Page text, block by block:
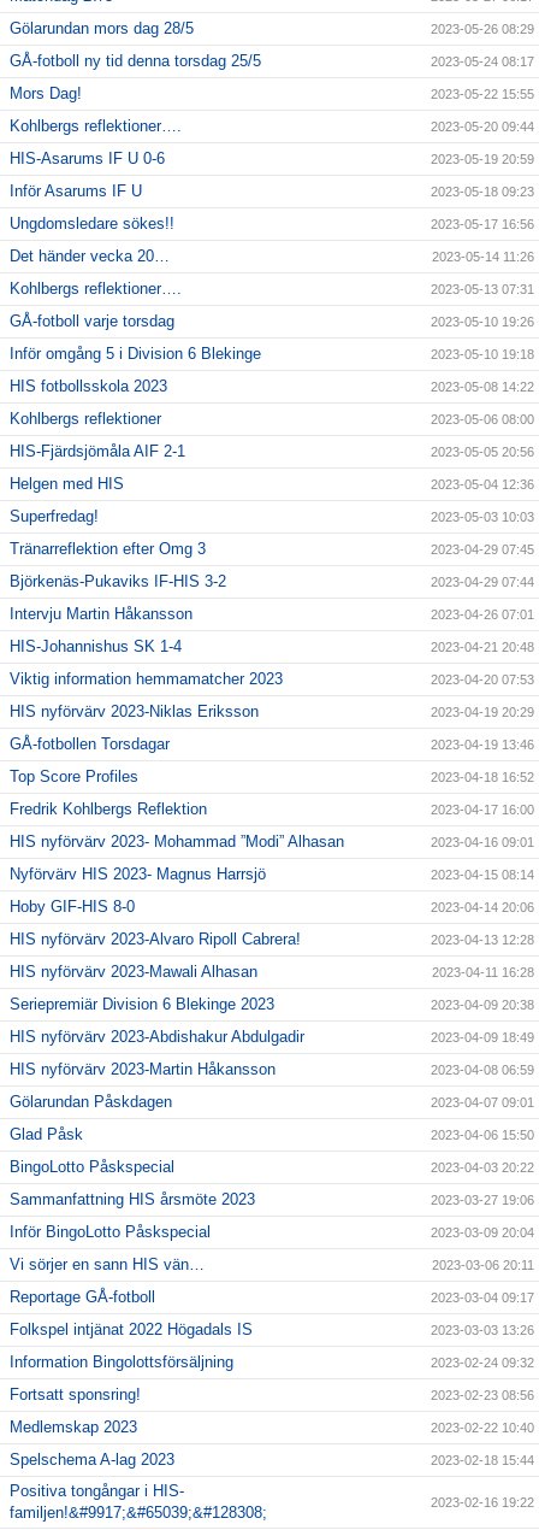
Gölarundan mors dag 28/5 2023-05-26 08:29
GÅ-fotboll ny tid denna torsdag 25/5 2023-05-24 08:17
Mors Dag! 2023-05-22 15:55
Kohlbergs reflektioner…. 2023-05-20 09:44
HIS-Asarums IF U 0-6 2023-05-19 20:59
Inför Asarums IF U 2023-05-18 09:23
Ungdomsledare sökes!! 2023-05-17 16:56
Det händer vecka 20… 2023-05-14 11:26
Kohlbergs reflektioner…. 2023-05-13 07:31
GÅ-fotboll varje torsdag 2023-05-10 19:26
Inför omgång 5 i Division 6 Blekinge 2023-05-10 19:18
HIS fotbollsskola 2023 2023-05-08 14:22
Kohlbergs reflektioner 2023-05-06 08:00
HIS-Fjärdsjömåla AIF 2-1 2023-05-05 20:56
Helgen med HIS 2023-05-04 12:36
Superfredag! 2023-05-03 10:03
Tränarreflektion efter Omg 3 2023-04-29 07:45
Björkenäs-Pukaviks IF-HIS 3-2 2023-04-29 07:44
Intervju Martin Håkansson 2023-04-26 07:01
HIS-Johannishus SK 1-4 2023-04-21 20:48
Viktig information hemmamatcher 2023 2023-04-20 07:53
HIS nyförvärv 2023-Niklas Eriksson 2023-04-19 20:29
GÅ-fotbollen Torsdagar 2023-04-19 13:46
Top Score Profiles 2023-04-18 16:52
Fredrik Kohlbergs Reflektion 2023-04-17 16:00
HIS nyförvärv 2023- Mohammad ”Modi” Alhasan 2023-04-16 09:01
Nyförvärv HIS 2023- Magnus Harrsjö 2023-04-15 08:14
Hoby GIF-HIS 8-0 2023-04-14 20:06
HIS nyförvärv 2023-Alvaro Ripoll Cabrera! 2023-04-13 12:28
HIS nyförvärv 2023-Mawali Alhasan 2023-04-11 16:28
Seriepremiär Division 6 Blekinge 2023 2023-04-09 20:38
HIS nyförvärv 2023-Abdishakur Abdulgadir 2023-04-09 18:49
HIS nyförvärv 2023-Martin Håkansson 2023-04-08 06:59
Gölarundan Påskdagen 2023-04-07 09:01
Glad Påsk 2023-04-06 15:50
BingoLotto Påskspecial 2023-04-03 20:22
Sammanfattning HIS årsmöte 2023 2023-03-27 19:06
Inför BingoLotto Påskspecial 2023-03-09 20:04
Vi sörjer en sann HIS vän… 2023-03-06 20:11
Reportage GÅ-fotboll 2023-03-04 09:17
Folkspel intjänat 2022 Högadals IS 2023-03-03 13:26
Information Bingolottsförsäljning 2023-02-24 09:32
Fortsatt sponsring! 2023-02-23 08:56
Medlemskap 2023 2023-02-22 10:40
Spelschema A-lag 2023 2023-02-18 15:44
Positiva tongångar i HIS-
familjen!&#9917;&#65039;&#128308;
2023-02-16 19:22